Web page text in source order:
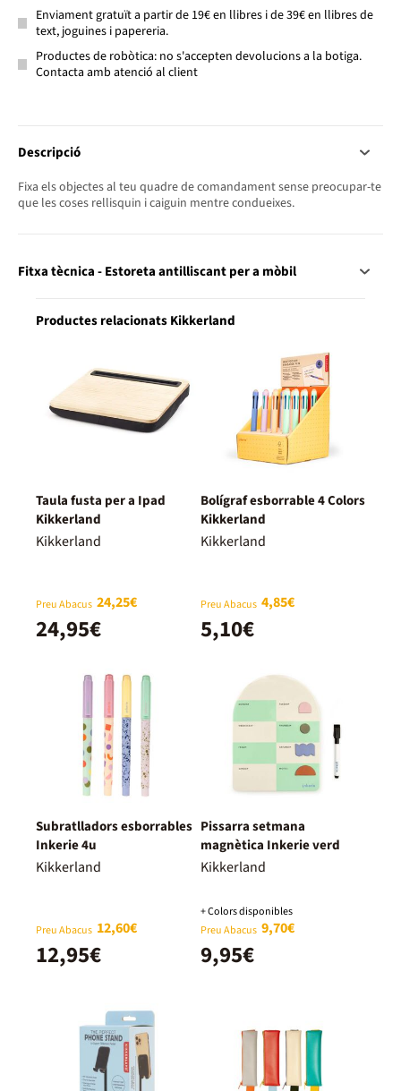
Enviament gratuït a partir de 19€ en llibres i de 39€ en llibres de
text, joguines i papereria.
Productes de robòtica: no s'accepten devolucions a la botiga.
Contacta amb atenció al client
Descripció
Fixa els objectes al teu quadre de comandament sense preocupar-te
que les coses rellisquin i caiguin mentre condueixes.
Fitxa tècnica - Estoreta antilliscant per a mòbil
Productes relacionats Kikkerland
Taula fusta per a Ipad
Kikkerland
Kikkerland
Preu Abacus 24,25€
24,95€
Bolígraf esborrable 4 Colors
Kikkerland
Kikkerland
Preu Abacus 4,85€
5,10€
Subratlladors esborrables
Inkerie 4u
Kikkerland
Preu Abacus 12,60€
12,95€
Pissarra setmana
magnètica Inkerie verd
Kikkerland
+ Colors disponibles
Preu Abacus 9,70€
9,95€